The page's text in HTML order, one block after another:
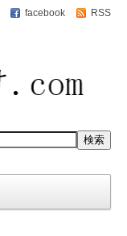
facebook RSS